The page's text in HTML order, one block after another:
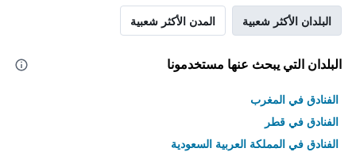
البلدان الأكثر شعبية المدن الأكثر شعبية
البلدان التي يبحث عنها مستخدمونا
الفنادق في المغرب
الفنادق في قطر
الفنادق في المملكة العربية السعودية